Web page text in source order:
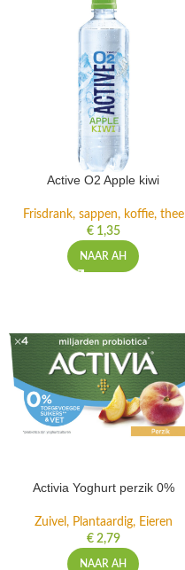
Active O2 Apple kiwi
Frisdrank, sappen, koffie, thee
€1,35
NAAR AH
Activia Yoghurt perzik 0%
Zuivel, Plantaardig, Eieren
€2,79
NAAR AH